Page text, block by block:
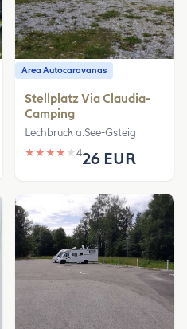
Area Autocaravanas
Stellplatz Via Claudia-
Camping
Lechbruck a.See-Gsteig
★ ★ ★ ★ ★ 426 EUR